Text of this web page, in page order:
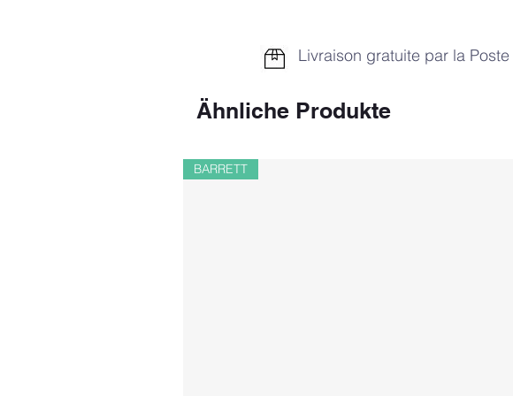
Livraison gratuite par la Poste
Ähnliche Produkte
BARRETT